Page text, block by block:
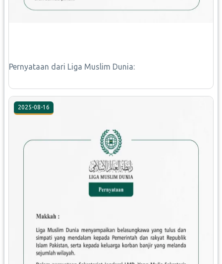
Pernyataan dari Liga Muslim Dunia:
2025-08-16